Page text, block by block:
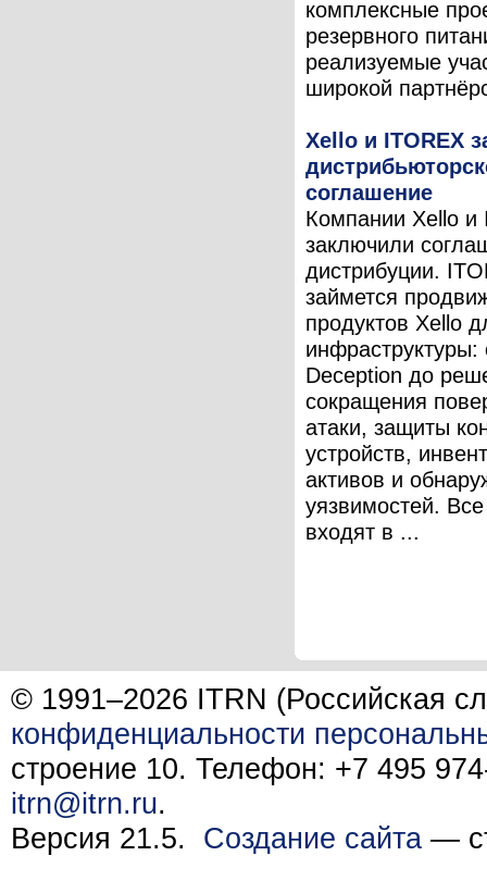
комплексные
резервного
реализуемые
широкой
Xello и ITOREX
соглашение
Компании Xello и
заключили
дистрибуции.
займется
продуктов Xello
инфраструктуры:
Deception до
сокращения
атаки, защиты
устройств,
активов и
уязвимостей.
входят в ...
© 1991–2026 ITRN (Российская
конфиденциальности
строение 10. Телефон: +7 495
itrn@itrn.ru.
Версия 21.5. Создание сайта —